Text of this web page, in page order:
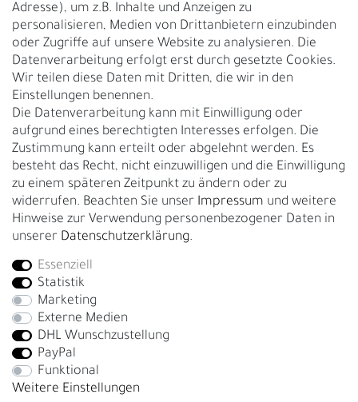
UNTERNEHMEN
Nachhaltigkeit
Kontakt
Über uns
Rückgabe
Gürtelgröße messen
Garantie
GESCHÄFTSKUNDEN & HÄNDLER
B2B Geschäftskunden
Bei Fragen wenden Sie sich direkt an unser Service-Team.
+4917663727338
Montag - Freitag, 09:00 - 14:00
info@fronhofer.com
Gürtelmanufaktur Fronhofer, 93053 Regensburg, Nelkenweg 3b
Adresse), um z.B. Inhalte und Anzeigen zu
personalisieren, Medien von Drittanbietern einzubinden
oder Zugriffe auf unsere Website zu analysieren. Die
Datenverarbeitung erfolgt erst durch gesetzte Cookies.
Wir teilen diese Daten mit Dritten, die wir in den
Einstellungen benennen.
Die Datenverarbeitung kann mit Einwilligung oder
aufgrund eines berechtigten Interesses erfolgen. Die
Zustimmung kann erteilt oder abgelehnt werden. Es
besteht das Recht, nicht einzuwilligen und die Einwilligung
zu einem späteren Zeitpunkt zu ändern oder zu
widerrufen. Beachten Sie unser Impressum und weitere
Hinweise zur Verwendung personenbezogener Daten in
unserer Daten­schutz­erklärung.
Essenziell
Statistik
Marketing
Externe Medien
DHL Wunschzustellung
PayPal
Funktional
Weitere Einstellungen